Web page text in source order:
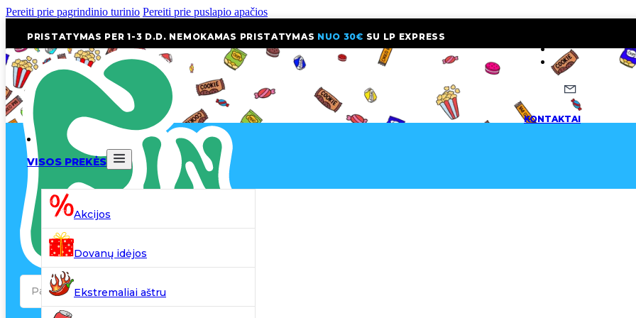
Pereiti prie pagrindinio turinio Pereiti prie puslapio apačios
PRISTATYMAS PER 1-3 D.D. NEMOKAMAS PRISTATYMAS NUO 30€ SU LP EXPRESS
KONTAKTAI
Search
VISOS PREKĖS
Akcijos
Dovanų idėjos
Ekstremaliai aštru